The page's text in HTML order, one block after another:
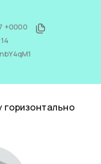
+0000
горизонтально